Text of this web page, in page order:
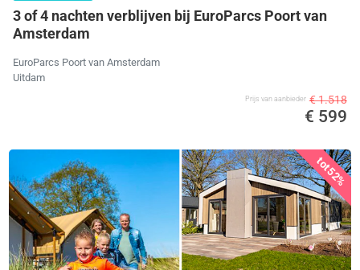
3 of 4 nachten verblijven bij EuroParcs Poort van
Amsterdam
EuroParcs Poort van Amsterdam
Uitdam
Prijs van aanbieder € 1.518
€ 599
tot
52%